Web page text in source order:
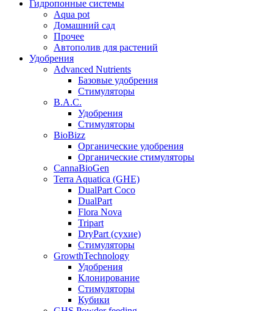
Гидропонные системы
Aqua pot
Домашний сад
Прочее
Автополив для растений
Удобрения
Advanced Nutrients
Базовые удобрения
Стимуляторы
B.A.C.
Удобрения
Стимуляторы
BioBizz
Органические удобрения
Органические стимуляторы
CannaBioGen
Terra Aquatica (GHE)
DualPart Coco
DualPart
Flora Nova
Tripart
DryPart (сухие)
Стимуляторы
GrowthTechnology
Удобрения
Клонирование
Стимуляторы
Кубики